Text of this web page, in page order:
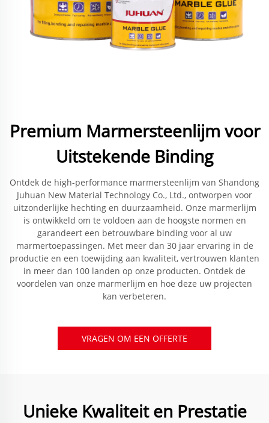
Premium Marmersteenlijm voor
Uitstekende Binding
Ontdek de high-performance marmersteenlijm van Shandong
Juhuan New Material Technology Co., Ltd., ontworpen voor
uitzonderlijke hechting en duurzaamheid. Onze marmerlijm
is ontwikkeld om te voldoen aan de hoogste normen en
garandeert een betrouwbare binding voor al uw
marmertoepassingen. Met meer dan 30 jaar ervaring in de
productie en een toewijding aan kwaliteit, vertrouwen klanten
in meer dan 100 landen op onze producten. Ontdek de
voordelen van onze marmerlijm en hoe deze uw projecten
kan verbeteren.
VRAGEN OM EEN OFFERTE
Unieke Kwaliteit en Prestatie